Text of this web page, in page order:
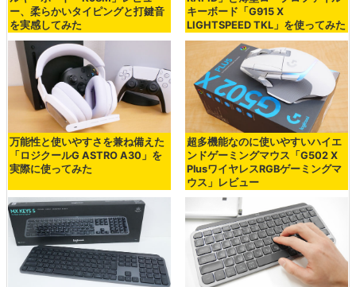
ー、柔らかいタイピングと打鍵音
を実感してみた
キーボード「G915 X
LIGHTSPEED TKL」を使ってみた
万能性と使いやすさを兼ね備えた
「ロジクールG ASTRO A30」を
実際に使ってみた
超多機能なのに使いやすいハイエ
ンドゲーミングマウス「G502 X
PlusワイヤレスRGBゲーミングマ
ウス」レビュー